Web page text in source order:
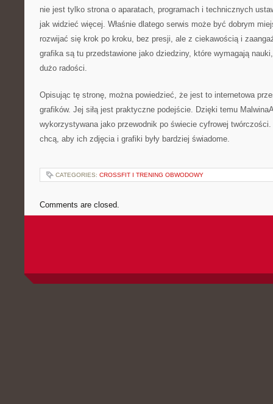
nie jest tylko strona o aparatach, programach i technicznych
jak widzieć więcej. Właśnie dlatego serwis może być dobrym
rozwijać się krok po kroku, bez presji, ale z ciekawością i
grafika są tu przedstawione jako dziedziny, które wymagają
dużo radości.
Opisując tę stronę, można powiedzieć, że jest to internetowa
grafików. Jej siłą jest praktyczne podejście. Dzięki temu
wykorzystywana jako przewodnik po świecie cyfrowej
chcą, aby ich zdjęcia i grafiki były bardziej świadome.
CATEGORIES: CROSSFIT I TRENING OBWODOWY
Comments are closed.